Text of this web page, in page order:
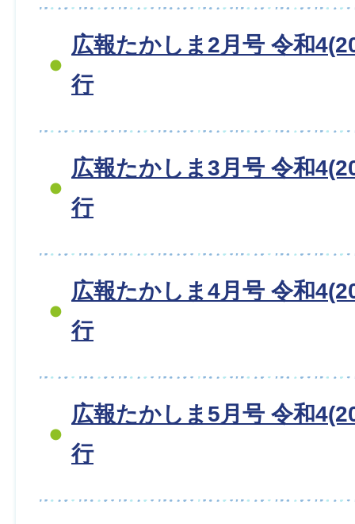
広報たかしま2月号 令和
行
広報たかしま3月号 令和
行
広報たかしま4月号 令和
行
広報たかしま5月号 令和
行